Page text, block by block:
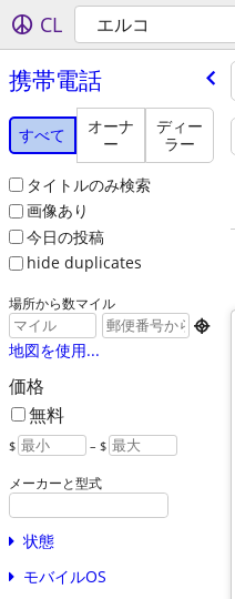
CL エルコ
携帯電話
すべて
オーナ
ー
ディー
ラー
タイトルのみ検索
画像あり
今日の投稿
hide duplicates
場所から数マイル

地図を使用...
価格
無料
$ – $
メーカーと型式
状態
モバイルOS